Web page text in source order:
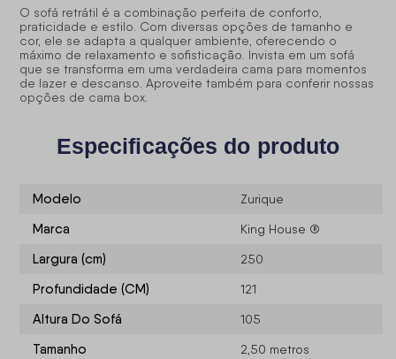
O sofá retrátil é a combinação perfeita de conforto,
praticidade e estilo. Com diversas opções de tamanho e
cor, ele se adapta a qualquer ambiente, oferecendo o
máximo de relaxamento e sofisticação. Invista em um sofá
que se transforma em uma verdadeira cama para momentos
de lazer e descanso. Aproveite também para conferir nossas
opções de cama box
Especificações do produto
Modelo Zurique
Marca King House ®
Largura (cm) 250
Profundidade (CM) 121
Altura Do Sofá 105
Tamanho 2,50 metros